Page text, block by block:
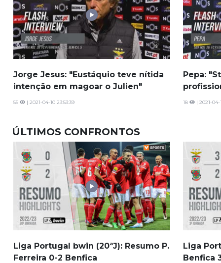
Jorge Jesus: "Eustáquio teve nítida
intenção em magoar o Julien"
55 | 2021-04-10 23:53:39
Pepa:
18 | 2021-04-
ÚLTIMOS CONFRONTOS
Liga Portugal bwin (20ªJ): Resumo P.
Ferreira 0-2 Benfica
Liga
Benfica